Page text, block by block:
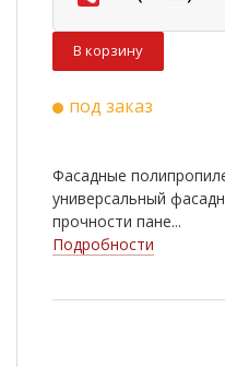
В корзину
под заказ
Фасадные
универсальный
прочности пане...
Подробности